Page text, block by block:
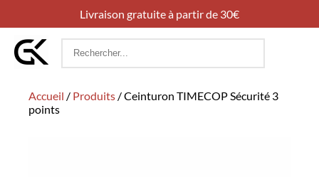
Livraison gratuite à partir de 30€
Rechercher
Accueil / Produits /Ceinturon TIMECOP Sécurité 3
points